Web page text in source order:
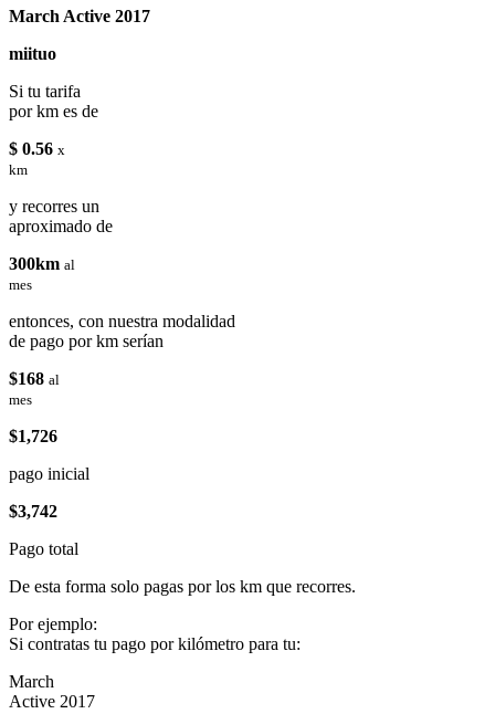
March Active 2017
miituo
Si tu tarifa
por km es de
$ 0.56 x
km
y recorres un
aproximado de
300km al
mes
entonces, con nuestra modalidad
de pago por km serían
$168 al
mes
$1,726
pago inicial
$3,742
Pago total
De esta forma solo pagas por los km que recorres.
Por ejemplo:
Si contratas tu pago por kilómetro para tu:
March
Active 2017